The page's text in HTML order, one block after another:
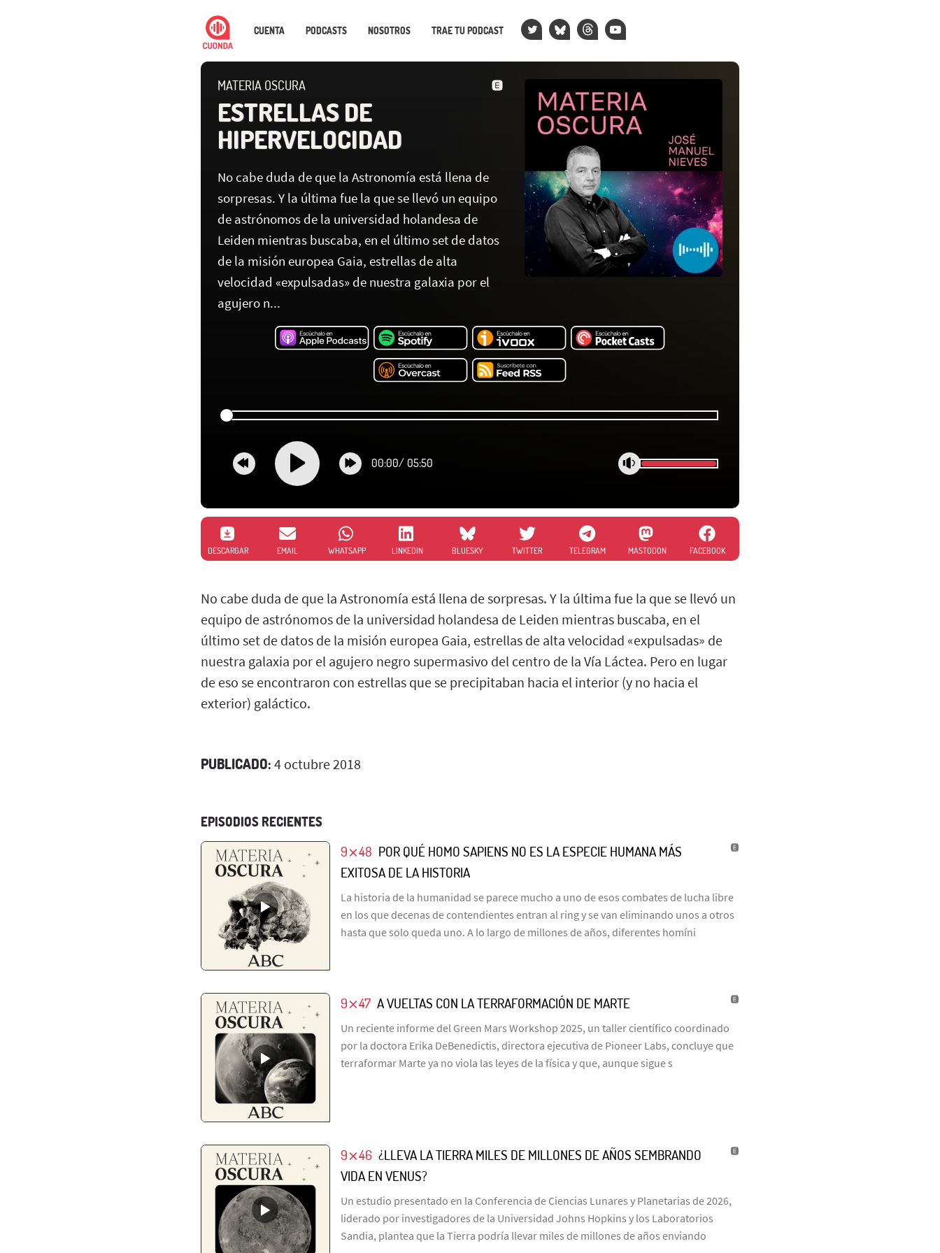
CUENTA PODCASTS NOSOTROS TRAE TU PODCAST
MATERIA OSCURA
ESTRELLAS DE
HIPERVELOCIDAD
No cabe duda de que la Astronomía está llena de
sorpresas. Y la última fue la que se llevó un equipo
de astrónomos de la universidad holandesa de
Leiden mientras buscaba, en el último set de datos
de la misión europea Gaia, estrellas de alta
velocidad «expulsadas» de nuestra galaxia por el
agujero n...
00:00/ 05:50
DESCARGAR EMAIL WHATSAPP LINKEDIN BLUESKY TWITTER TELEGRAM MASTODON FACEBOOK
No cabe duda de que la Astronomía está llena de sorpresas. Y la última fue la que se llevó un
equipo de astrónomos de la universidad holandesa de Leiden mientras buscaba, en el
último set de datos de la misión europea Gaia, estrellas de alta velocidad «expulsadas» de
nuestra galaxia por el agujero negro supermasivo del centro de la Vía Láctea. Pero en lugar
de eso se encontraron con estrellas que se precipitaban hacia el interior (y no hacia el
exterior) galáctico.
PUBLICADO: 4 octubre 2018
EPISODIOS RECIENTES
9⨯48 POR QUÉ HOMO SAPIENS NO ES LA ESPECIE HUMANA MÁS
EXITOSA DE LA HISTORIA
La historia de la humanidad se parece mucho a uno de esos combates de lucha libre
en los que decenas de contendientes entran al ring y se van eliminando unos a otros
hasta que solo queda uno. A lo largo de millones de años, diferentes homíni
9⨯47 A VUELTAS CON LA TERRAFORMACIÓN DE MARTE
Un reciente informe del Green Mars Workshop 2025, un taller científico coordinado
por la doctora Erika DeBenedictis, directora ejecutiva de Pioneer Labs, concluye que
terraformar Marte ya no viola las leyes de la física y que, aunque sigue s
9⨯46 ¿LLEVA LA TIERRA MILES DE MILLONES DE AÑOS SEMBRANDO
VIDA EN VENUS?
Un estudio presentado en la Conferencia de Ciencias Lunares y Planetarias de 2026,
liderado por investigadores de la Universidad Johns Hopkins y los Laboratorios
Sandia, plantea que la Tierra podría llevar miles de millones de años enviando